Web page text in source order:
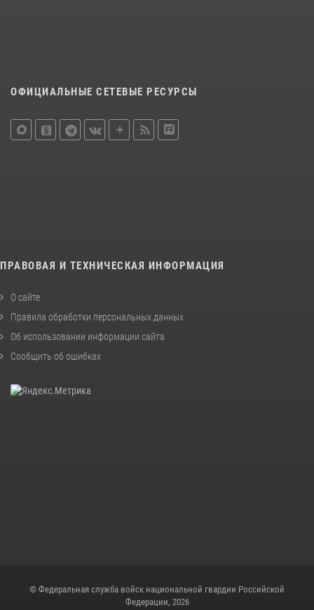
ОФИЦИАЛЬНЫЕ СЕТЕВЫЕ РЕСУРСЫ
ПРАВОВАЯ И ТЕХНИЧЕСКАЯ ИНФОРМАЦИЯ
О сайте
Правила обработки персональных данных
Об использовании информации сайта
Сообщить об ошибках
© Федеральная служба войск национальной гвардии Российской
Федерации, 2026